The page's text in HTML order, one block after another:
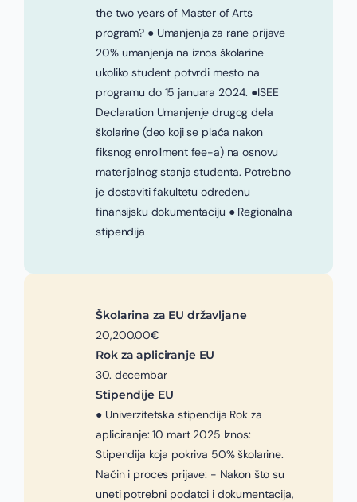
the two years of Master of Arts
program? ● Umanjenja za rane prijave
20% umanjenja na iznos školarine
ukoliko student potvrdi mesto na
programu do 15 januara 2024. ●ISEE
Declaration Umanjenje drugog dela
školarine (deo koji se plaća nakon
fiksnog enrollment fee-a) na osnovu
materijalnog stanja studenta. Potrebno
je dostaviti fakultetu određenu
finansijsku dokumentaciju ● Regionalna
stipendija
Školarina za EU državljane
20,200.00€
Rok za apliciranje EU
30. decembar
Stipendije EU
● Univerzitetska stipendija Rok za
apliciranje: 10 mart 2025 Iznos:
Stipendija koja pokriva 50% školarine.
Način i proces prijave: - Nakon što su
uneti potrebni podatci i dokumentacija,